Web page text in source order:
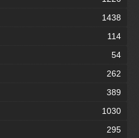
1438
114
54
262
389
1030
295